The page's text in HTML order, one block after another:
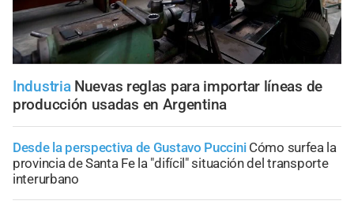
Industria Nuevas reglas para importar líneas de
producción usadas en Argentina
Desde la perspectiva de Gustavo Puccini Cómo surfea la
provincia de Santa Fe la "difícil" situación del transporte
interurbano